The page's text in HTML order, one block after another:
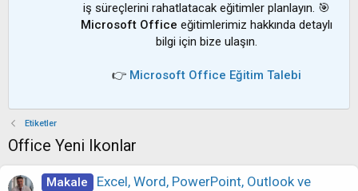
iş süreçlerini rahatlatacak eğitimler planlayın. 🎯
Microsoft Office eğitimlerimiz hakkında detaylı
bilgi için bize ulaşın.
👉 Microsoft Office Eğitim Talebi
Etiketler
Office Yeni Ikonlar
Makale
Excel, Word, PowerPoint, Outlook ve